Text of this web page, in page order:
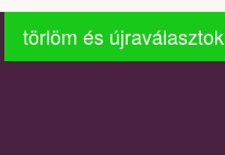
törlöm és újraválasztok